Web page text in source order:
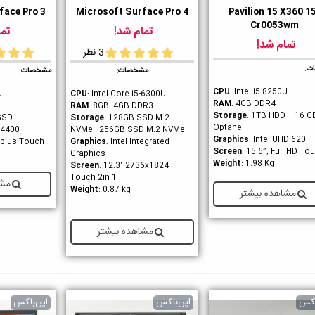
داشتن
Pavilion 15 X360
Cr0053wm
تمام شد!
:
CPU: Intel i5-8250U
RAM: 4GB DDR4
Storage: 1TB HDD + 16
Optane
Graphics: Intel UHD 620
Screen: 15.6”, Full HD
Weight: 1.98 Kg
مشاهده بیشتر
دوست داشتن
Microsoft Surface Pro 4
تمام شد!
3 نظر
مشخصات:
CPU: Intel Core i5-6300U
RAM: 8GB |4GB DDR3
Storage: 128GB SSD M.2
NVMe | 256GB SSD M.2 NVMe
Graphics: Intel Integrated
Graphics
Screen: 12.3" 2736x1824
Touch 2in 1
Weight: 0.87 kg
مشاهده بیشتر
دوست
Pro 3
مشخصات:
Touch
اپن‌باکس اپن‌باکس